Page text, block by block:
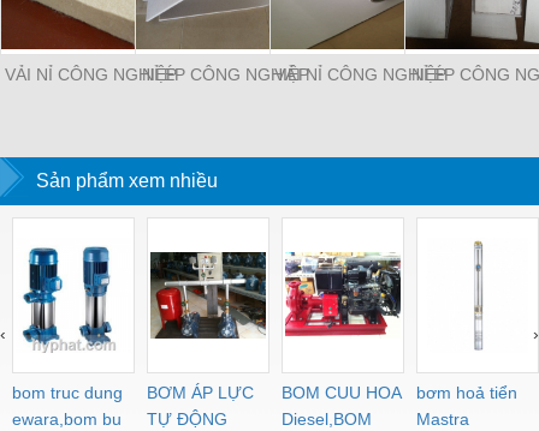
VẢI NỈ CÔNG NGHIỆPNỈ ÉP CÔNG NGHIỆPVẢI NỈ CÔNG NGHIỆPNỈ ÉP CÔNG
Sản phẩm xem nhiều
bom truc dung
ewara,bom bu
BƠM ÁP LỰC
TỰ ĐỘNG
BOM CUU HOA
Diesel,BOM
bơm hoả tiển
Mastra
‹ ›